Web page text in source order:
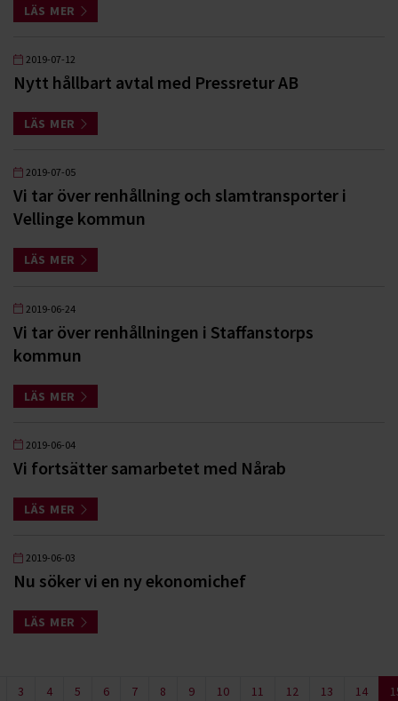
LÄS MER
2019-07-12
Nytt hållbart avtal med Pressretur AB
LÄS MER
2019-07-05
Vi tar över renhållning och slamtransporter i
Vellinge kommun
LÄS MER
2019-06-24
Vi tar över renhållningen i Staffanstorps
kommun
LÄS MER
2019-06-04
Vi fortsätter samarbetet med Nårab
LÄS MER
2019-06-03
Nu söker vi en ny ekonomichef
LÄS MER
3 4 5 6 7 8 9 10 11 12 13 14